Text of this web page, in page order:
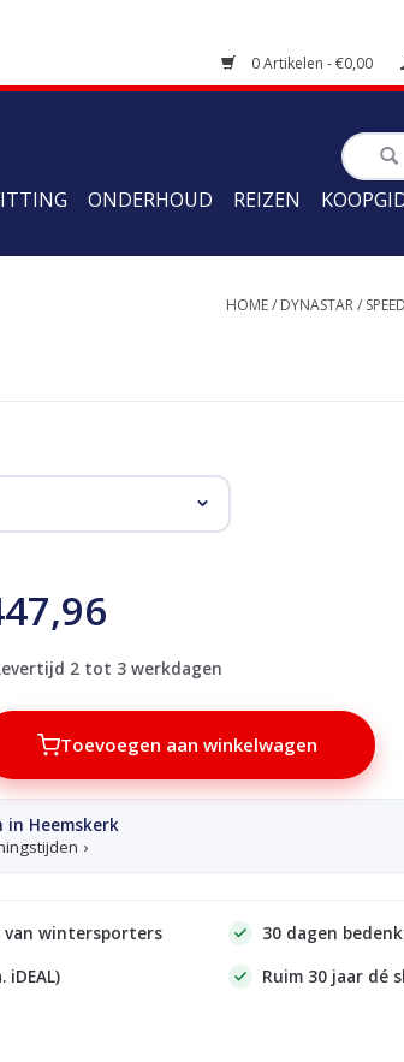
0 Artikelen - €0,00
ONDERHOUD REIZEN
HOME/ DYNASTAR/
2 tot 3 werkdagen
Toevoegen aan winkelwagen
Heemskerk
›
van wintersporters
30 dagen
Ruim 30 jaar dé